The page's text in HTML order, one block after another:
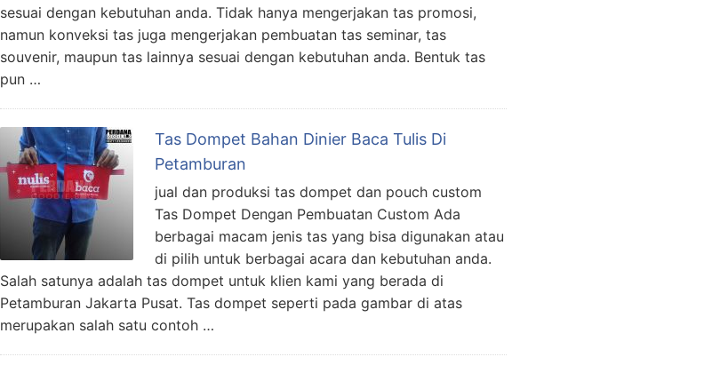
sesuai dengan kebutuhan anda. Tidak hanya mengerjakan tas promosi,
namun konveksi tas juga mengerjakan pembuatan tas seminar, tas
souvenir, maupun tas lainnya sesuai dengan kebutuhan anda. Bentuk tas
pun …
Tas Dompet Bahan Dinier Baca Tulis Di
Petamburan
jual dan produksi tas dompet dan pouch custom
Tas Dompet Dengan Pembuatan Custom Ada
berbagai macam jenis tas yang bisa digunakan atau
di pilih untuk berbagai acara dan kebutuhan anda.
Salah satunya adalah tas dompet untuk klien kami yang berada di
Petamburan Jakarta Pusat. Tas dompet seperti pada gambar di atas
merupakan salah satu contoh …